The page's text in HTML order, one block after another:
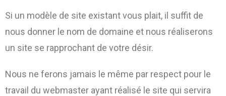
Si un modèle de site existant vous plait, il suffit de
nous donner le nom de domaine et nous réaliserons
un site se rapprochant de votre désir.
Nous ne ferons jamais le même par respect pour le
travail du webmaster ayant réalisé le site qui servira